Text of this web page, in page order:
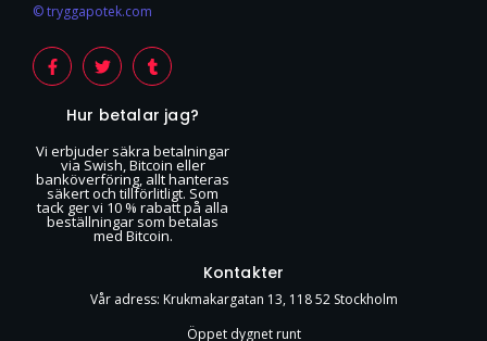
© tryggapotek.com
Hur betalar jag?
Vi erbjuder säkra betalningar
via Swish, Bitcoin eller
banköverföring, allt hanteras
säkert och tillförlitligt. Som
tack ger vi 10 % rabatt på alla
beställningar som betalas
med Bitcoin.
Kontakter
Vår adress: Krukmakargatan 13, 118 52 Stockholm
Öppet dygnet runt